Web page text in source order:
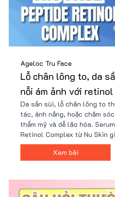
Ageloc Tru Face
Lỗ chân lông to, da
nỗi ám ảnh với retinol
Da sần sùi, lỗ chân lông to
tác, ánh nắng, hoặc chăm
thẩm mỹ và dễ lão hóa.
Retinol Complex từ Nu Skin
cải thiện kết cấu da và tăng
peptide và retinol tiên tiến.
Xem bài